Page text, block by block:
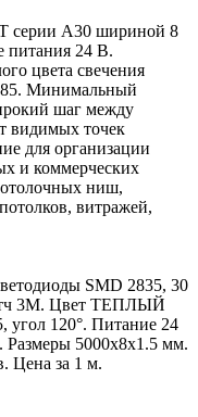
серии A30 шириной 8
24 В.
цвета свечения
Минимальный
шаг между
видимых точек
для организации
и коммерческих
ниш,
витражей,
SMD 2835, 30
3M. Цвет ТЕПЛЫЙ
угол 120°. Питание 24
5000x8x1.5 мм.
Цена за 1 м.